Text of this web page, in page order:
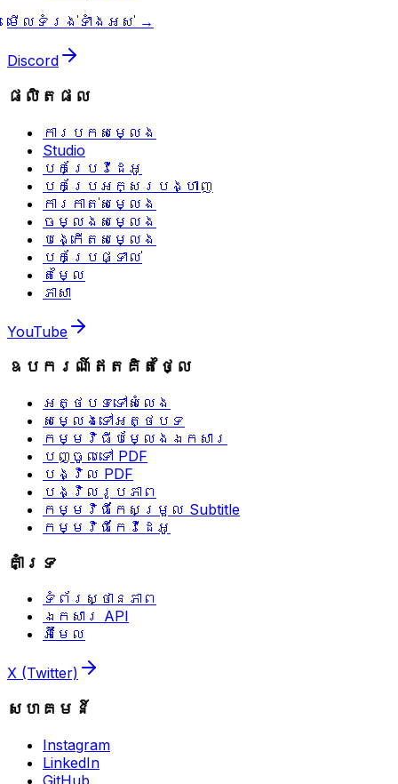
មើលទំរង់ទាំងអស់ →
Discord
ផលិតផល
ការបកសម្លេង
Studio
បកប្រែវីដេអូ
បកប្រែអក្សរបង្ហាញ
ការកាត់សម្លេង
ចម្លងសម្លេង
បង្កើតសម្លេង
បកប្រែផ្ទាល់
តម្លៃ
ភាសា
YouTube
ឧបករណ៍ឥតគិតថ្លៃ
អត្ថបទទៅសំលេង
សម្លេងទៅអត្ថបទ
កម្មវិធីបម្លែងឯកសារ
បញ្ចូលទៅ PDF
បង្វិល PDF
បង្វិលរូបភាព
កម្មវិធីកែសម្រួល Subtitle
កម្មវិធីកែវីដេអូ
គាំទ្រ
ទំព័រស្ថានភាព
ឯកសារ API
អ៊ីមែល
X (Twitter)
សហគមន៍
Instagram
LinkedIn
GitHub